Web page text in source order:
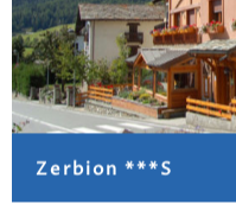
Zerbion ***S